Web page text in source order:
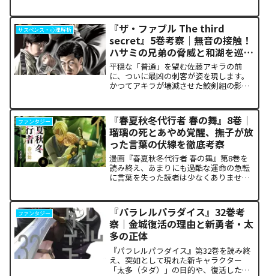
の脳髄にどのような認知的カタルシスを
発生させているの...
サスペンス・心理解析
『ザ・ファブル The third
secret』5巻考察｜無音の接触！
ハサミの兄弟の脅威と和湖を巡る
因縁の真相
平穏な「普通」を望む佐藤アキラの前
に、ついに最凶の刺客が姿を現します。
かつてアキラが壊滅させた鮫剣組の影に
静寂が、一瞬にして極限の戦場へと変貌
するスリルに、多くの読者が...
ファンタジー
『春夏秋冬代行者 春の舞』8巻｜
瑠璃の死とあやめ覚醒、撫子が放
った言葉の伏線を徹底考察
漫画『春夏秋冬代行者 春の舞』第8巻を
読み終え、あまりにも過酷な運命の急転
に言葉を失った読者は少なくありませ
の突然の覚醒、割って入るように秋の代
行者・撫子が残した意味深...
ファンタジー
『パラレルパラダイス』32巻考
察｜金城復活の理由と新勇者・太
多の正体
『パラレルパラダイス』第32巻を読み終
え、突如として現れた新キャラクター
「太多（タダ）」の目的や、復活した邪